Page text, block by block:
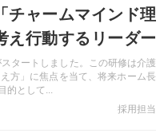
チャームマインド理
え行動するリーダー
タートしました。この研修は介護
方」に焦点を当て、将来ホーム長
的として...
採用担当